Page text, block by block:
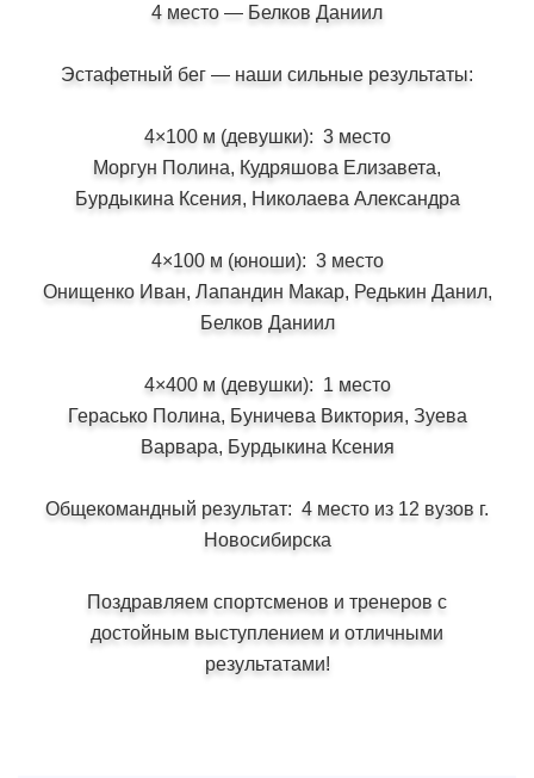
4 место — Белков Даниил
Эстафетный бег — наши сильные результаты:
4×100 м (девушки): 3 место
Моргун Полина, Кудряшова Елизавета,
Бурдыкина Ксения, Николаева Александра
4×100 м (юноши): 3 место
Онищенко Иван, Лапандин Макар, Редькин Данил,
Белков Даниил
4×400 м (девушки): 1 место
Герасько Полина, Буничева Виктория, Зуева
Варвара, Бурдыкина Ксения
Общекомандный результат: 4 место из 12 вузов г.
Новосибирска
Поздравляем спортсменов и тренеров с
достойным выступлением и отличными
результатами!